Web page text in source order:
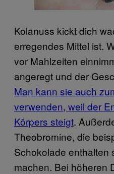
Kolanuss kickt dich
erregendes Mittel ist.
vor Mahlzeiten
angeregt und der
Man kann sie auch
verwenden, weil der
Körpers steigt.
Theobromine, die
Schokolade enthalten
machen. Bei höheren